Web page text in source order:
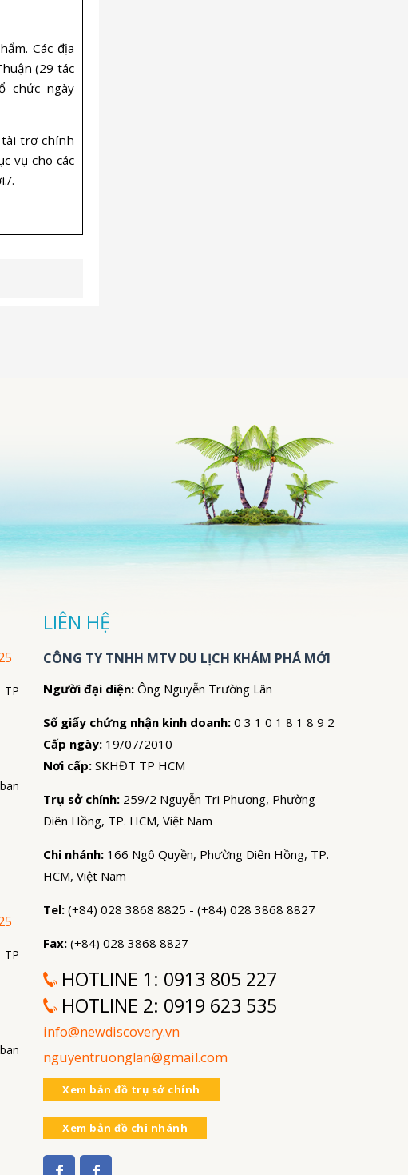
Các địa
(29 tác
chức ngày
trợ chính
vụ cho các
.
TP
TP
LIÊN HỆ
CÔNG TY TNHH MTV DU LỊCH KHÁM PHÁ MỚI
Người đại diện: Ông Nguyễn Trường Lân
Số giấy chứng nhận kinh doanh: 0 3 1 0 1 8 1 8 9 2
Cấp ngày: 19/07/2010
Nơi cấp: SKHĐT TP HCM
Trụ sở chính: 259/2 Nguyễn Tri Phương, Phường
Diên Hồng, TP. HCM, Việt Nam
Chi nhánh: 166 Ngô Quyền, Phường Diên Hồng, TP.
HCM, Việt Nam
Tel: (+84) 028 3868 8825 - (+84) 028 3868 8827
Fax: (+84) 028 3868 8827
HOTLINE 1: 0913 805 227
HOTLINE 2: 0919 623 535
info@newdiscovery.vn
nguyentruonglan@gmail.com
Xem bản đồ trụ sở chính
Xem bản đồ chi nhánh